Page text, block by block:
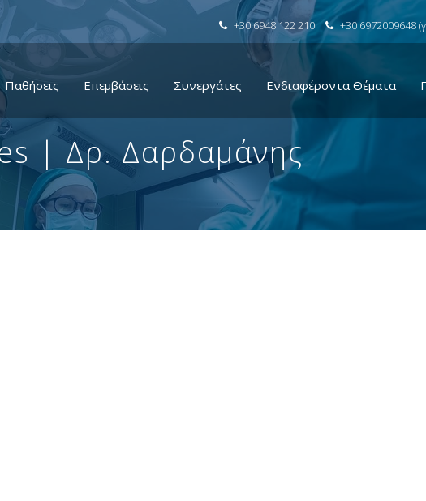
+30 6948 122 210 +30 6972009648
Παθήσεις Επεμβάσεις Συνεργάτες Ενδιαφέροντα Θέματα
| Δρ. Δαρδαμάνης